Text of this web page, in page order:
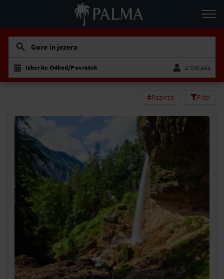
Gore in jezera
Izberite Odhod/Povratek 2 Odrasla
Razvrsti Filtri